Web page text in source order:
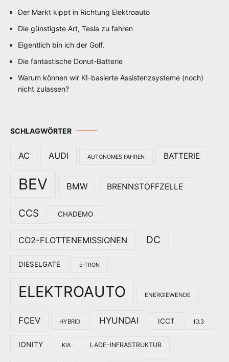
Der Markt kippt in Richtung Elektroauto
Die günstigste Art, Tesla zu fahren
Eigentlich bin ich der Golf.
Die fantastische Donut-Batterie
Warum können wir KI-basierte Assistenzsysteme (noch)
nicht zulassen?
SCHLAGWÖRTER
AC AUDI AUTONOMES FAHREN BATTERIE
BEV BMW BRENNSTOFFZELLE
CCS CHADEMO
CO2-FLOTTENEMISSIONEN DC
DIESELGATE E-TRON
ELEKTROAUTO ENERGIEWENDE
FCEV HYBRID HYUNDAI ICCT ID.3
IONITY KIA LADE-INFRASTRUKTUR